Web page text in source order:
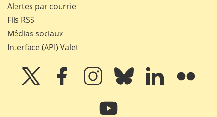
Alertes par courriel
Fils RSS
Médias sociaux
Interface (API) Valet